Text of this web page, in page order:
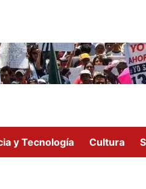
y Tecnología Cultura